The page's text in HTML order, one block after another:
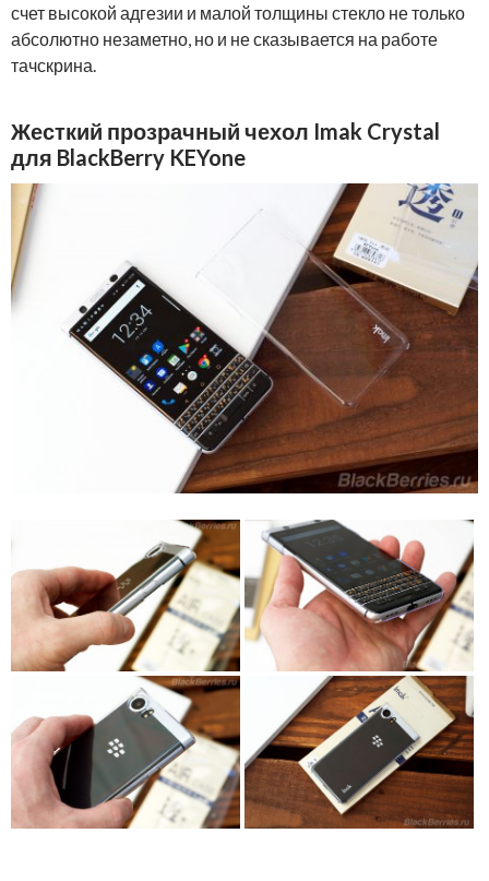
счет высокой адгезии и малой толщины стекло не только
абсолютно незаметно, но и не сказывается на работе
тачскрина.
Жесткий прозрачный чехол Imak Crystal
для BlackBerry KEYone